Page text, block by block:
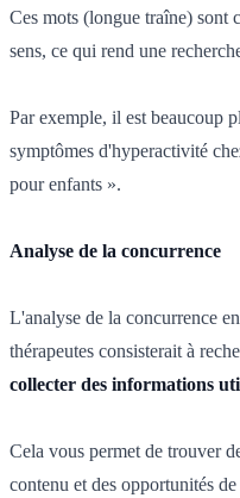
Ces mots (longue traîne) sont
sens, ce qui rend une
Par exemple, il est beaucoup
symptômes d'hyperactivité
pour enfants ».
Analyse de la concurrence
L'analyse de la concurrence
thérapeutes consisterait à
collecter des informations
Cela vous permet de trouver
contenu et des opportunités